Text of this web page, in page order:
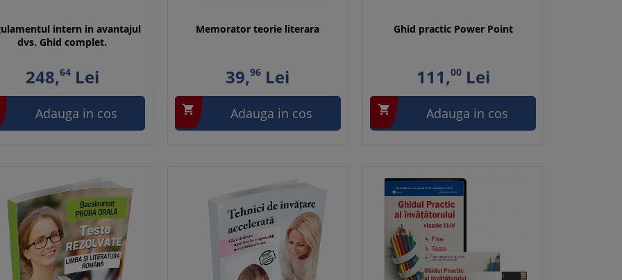
intern in avantajul
dvs. Ghid complet.
248,64Lei
Adauga in cos
Memorator teorie literara
39,96 Lei
 Adauga in cos
Ghid practic Power Point
111,00Lei
 Adauga in cos